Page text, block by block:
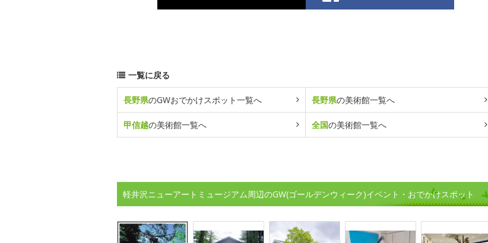
一覧に戻る
長野県のGWおでかけスポット一覧へ 長野県の美術館一覧へ
甲信越の美術館一覧へ 全国の美術館一覧へ
軽井沢ニューアートミュージアム周辺のGW(ゴールデンウィーク)イベント・おでかけスポット